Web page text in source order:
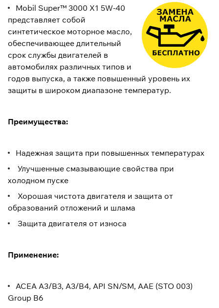
Mobil Super™ 3000 X1 5W-40
представляет собой
синтетическое моторное масло,
обеспечивающее длительный
срок службы двигателей в
автомобилях различных типов и
годов выпуска, а также повышенный уровень их
защиты в широком диапазоне температур.
Преимущества:
Надежная защита при повышенных температурах
Улучшенные смазывающие свойства при
холодном пуске
Хорошая чистота двигателя и защита от
образований отложений и шлама
Защита двигателя от износа
Применение:
ACEA A3/B3, A3/B4, API SN/SM, AAE (STO 003)
Group B6